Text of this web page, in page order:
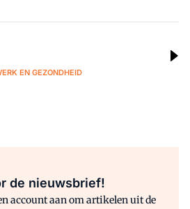
EN GEZONDHEID
de nieuwsbrief!
account aan om artikelen uit de